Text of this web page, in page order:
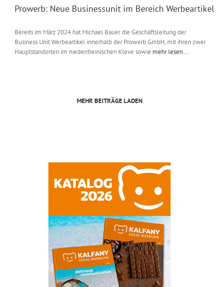
Prowerb: Neue Businessunit im Bereich Werbeartikel
Bereits im März 2024 hat Michael Bauer die Geschäftsleitung der
Business Unit Werbeartikel innerhalb der Prowerb GmbH, mit ihren zwei
Hauptstandorten im niederrheinischen Kleve sowie mehr lesen ...
MEHR BEITRÄGE LADEN